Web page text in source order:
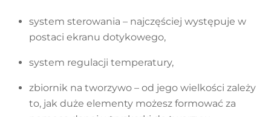
system sterowania – najczęściej występuje w
postaci ekranu dotykowego,
system regulacji temperatury,
zbiornik na tworzywo – od jego wielkości zależy
to, jak duże elementy możesz formować za